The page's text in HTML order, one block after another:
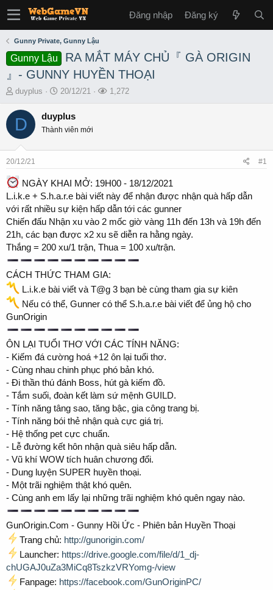
Đăng nhập Đăng ký
Gunny Private, Gunny Lậu
Gunny Lậu
RA MẮT MÁY CHỦ『 GÀ ORIGIN
』- GUNNY HUYỀN THOẠI
T
r
s
a
r
t
e
r
duyplus
S
a
t
e
20/12/21
L1,272
D duyplus
Thành viên mới
20/12/21 #1
NGÀY KHAI MỞ: 19H00 - 18/12/2021
L.i.k.e + S.h.a.r.e bài viết này để nhận được nhận quà hấp dẫn
với rất nhiều sự kiện hấp dẫn tới các gunner
Chiến đấu Nhận xu vào 2 mốc giờ vàng 11h đến 13h và 19h đến
21h, các bạn được x2 xu sẽ diễn ra hằng ngày.
Thắng = 200 xu/1 trận, Thua = 100 xu/trận.
CÁCH THỨC THAM GIA:
L.i.k.e bài viết và T@g 3 bạn bè cùng tham gia sự kiên
Nếu có thể, Gunner có thể S.h.a.r.e bài viết để ủng hộ cho
GunOrigin
ÔN LẠI TUỔI THƠ VỚI CÁC TÍNH NĂNG:
- Kiếm đá cường hoá +12 ôn lại tuổi thơ.
- Cùng nhau chinh phục phó bản khó.
- Đi thần thú đánh Boss, hút gà kiếm đồ.
- Tắm suối, đoàn kết làm sứ mệnh GUILD.
- Tính năng tâng sao, tăng bậc, gia công trang bị.
- Tính năng bói thẻ nhận quà cực giá trị.
- Hệ thống pet cực chuẩn.
- Lễ đường kết hôn nhận quà siêu hấp dẫn.
- Vũ khí WOW tích huân chương đổi.
- Dung luyện SUPER huyền thoại.
- Một trãi nghiệm thật khó quên.
- Cùng anh em lấy lại những trãi nghiệm khó quên ngay nào.
GunOrigin.Com - Gunny Hồi Ức - Phiên bản Huyền Thoại
Trang chủ: http://gunorigin.com/
Launcher: https://drive.google.com/file/d/1_dj-
chUGAJ0uZa3MiCq8TszkzVRYomg-/view
Fanpage: https://facebook.com/GunOriginPC/